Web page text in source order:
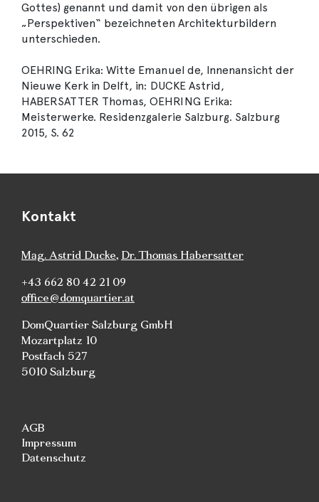
Gottes) genannt und damit von den übrigen als
„Perspektiven“ bezeichneten Architekturbildern
unterschieden.
OEHRING Erika: Witte Emanuel de, Innenansicht der
Nieuwe Kerk in Delft, in: DUCKE Astrid,
HABERSATTER Thomas, OEHRING Erika:
Meisterwerke. Residenzgalerie Salzburg. Salzburg
2015, S. 62
Kontakt
Mag. Astrid Ducke, Dr. Thomas Habersatter
+43 662 80 42 21 09
office@domquartier.at
DomQuartier Salzburg GmbH
Mozartplatz 10
Postfach 527
5010 Salzburg
AGB
Impressum
Datenschutz